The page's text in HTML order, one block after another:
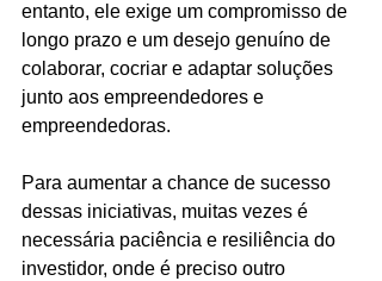
entanto, ele exige um compromisso de
longo prazo e um desejo genuíno de
colaborar, cocriar e adaptar soluções
junto aos empreendedores e
empreendedoras.
Para aumentar a chance de sucesso
dessas iniciativas, muitas vezes é
necessária paciência e resiliência do
investidor, onde é preciso outro